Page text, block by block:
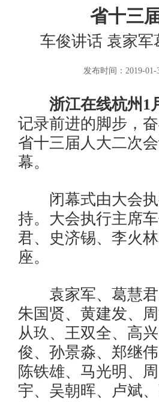
省十三
车俊讲话 袁家
发布时间：2019-01-
浙江在线杭州1
记录前进的脚步，
省十三届人大二次
幕。
闭幕式由大会执
持。大会执行主席
君、史济锡、李火
座。
袁家军、葛慧君
朱国贤、黄建发、
从玖、王双全、高
俊、孙景淼、郑继
陈铁雄、马光明、
宇、吴朝晖、卢斌